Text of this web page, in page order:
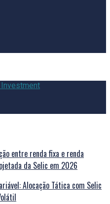
Alocação Tática com Selic